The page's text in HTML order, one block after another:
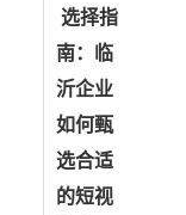
选择指
南：临
沂企业
如何甄
选合适
的短视